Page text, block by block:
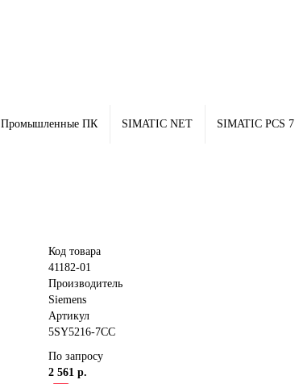
Промышленные ПК SIMATIC NET SIMATIC PCS 7
Код товара
41182-01
Производитель
Siemens
Артикул
5SY5216-7CC
По запросу
2 561 р.